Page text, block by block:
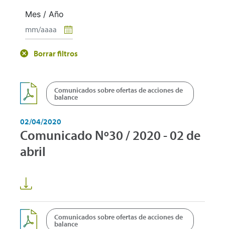
Mes / Año
Borrar filtros
Comunicados sobre ofertas de acciones de
balance
02/04/2020
Comunicado Nº30 / 2020 - 02 de
abril
Comunicados sobre ofertas de acciones de
balance